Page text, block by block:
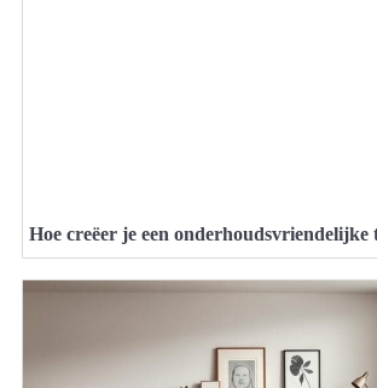
Hoe creëer je een onderhoudsvriendelijke